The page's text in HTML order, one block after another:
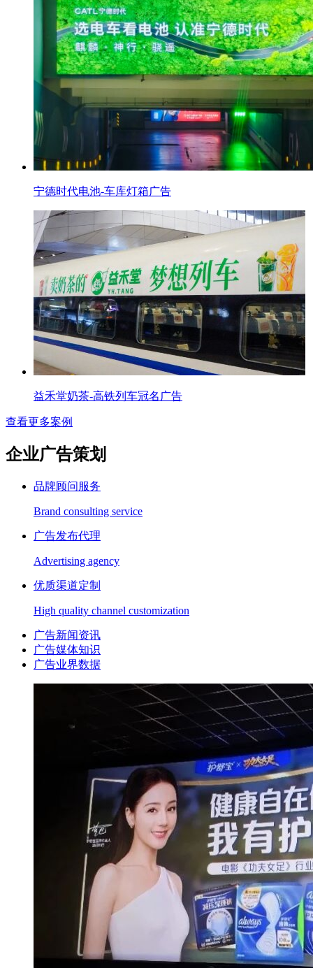
宁德时代电池-车库灯箱广告
益禾堂奶茶-高铁列车冠名广告
查看更多案例
企业广告策划
品牌顾问服务
Brand consulting service
广告发布代理
Advertising agency
优质渠道定制
High quality channel customization
广告新闻资讯
广告媒体知识
广告业界数据